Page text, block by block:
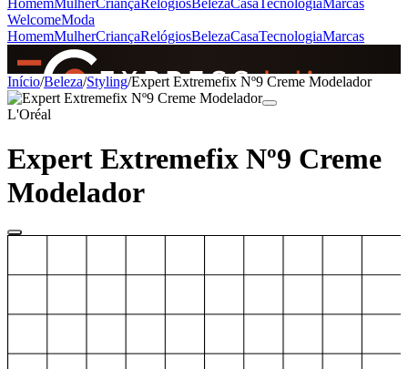
HomemMulherCriançaRelógiosBelezaCasaTecnologiaMarcas
WelcomeModa
HomemMulherCriançaRelógiosBelezaCasaTecnologiaMarcas
SINCE 2005
+de 36.000 reviews
Início/Beleza/Styling/Expert Extremefix Nº9 Creme Modelador
L'Oréal
Expert Extremefix Nº9 Creme
Modelador